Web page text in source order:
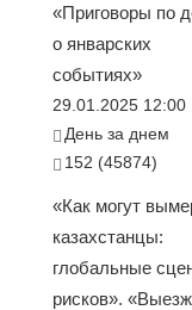
«Приговоры по
о январских
событиях»
29.01.2025 12:00
День за днем
152 (45874)
«Как могут
казахстанцы:
глобальные
рисков».